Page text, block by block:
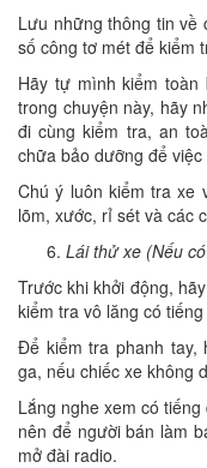
Lưu những thông tin về
số công tơ mét để kiểm
Hãy tự mình kiểm toàn
trong chuyện này, hãy
đi cùng kiểm tra, an
chữa bảo dưỡng để
Chú ý luôn kiểm tra xe
lõm, xước, rỉ sét và các
Lái thử xe (Nếu
Trước khi khởi động,
kiểm tra vô lăng có
Để kiểm tra phanh tay,
ga, nếu chiếc xe không
Lắng nghe xem có
nên để người bán làm
mở đài radio.